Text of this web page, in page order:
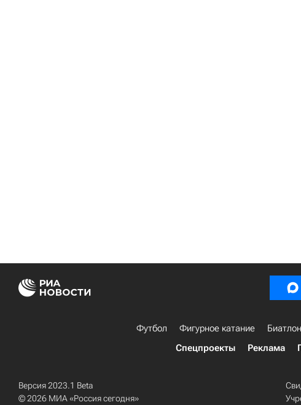
Футбол Фигурное катание Биатлон
Спецпроекты
Реклама
Версия 2023.1 Beta
© 2026 МИА «Россия сегодня»